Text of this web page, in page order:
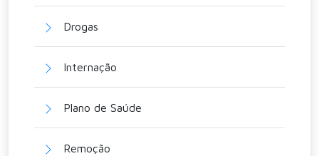
Drogas
Internação
Plano de Saúde
Remoção